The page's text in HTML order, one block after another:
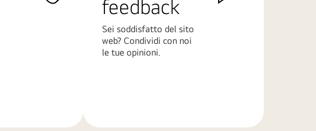
feedback
Sei soddisfatto del sito
web? Condividi con noi
le tue opinioni.